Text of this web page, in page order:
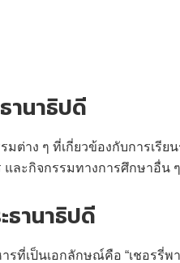
านาธิปดี
ต่าง ๆ ที่เกี่ยวข้องกับการเรีย
ละกิจกรรมทางการศึกษาอื่น
ธานาธิปดี
ที่เป็นเอกลักษณ์คือ “เชอรรี่พา